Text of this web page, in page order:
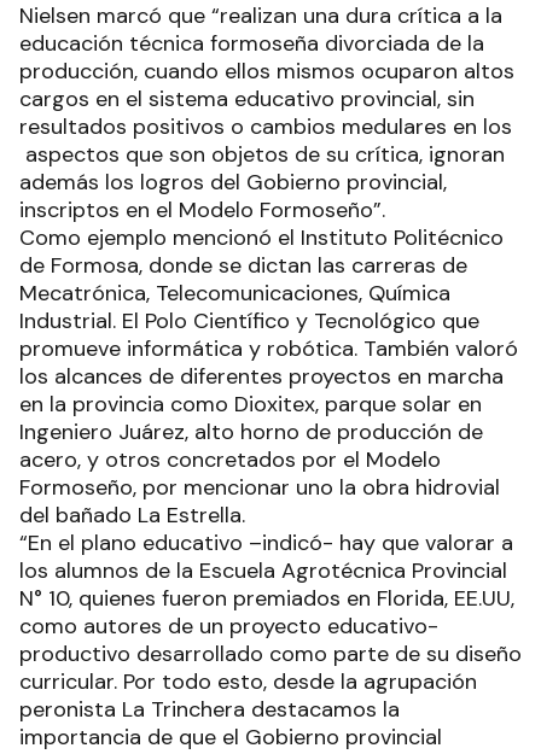
Nielsen marcó que “realizan una dura crítica a la
educación técnica formoseña divorciada de la
producción, cuando ellos mismos ocuparon altos
cargos en el sistema educativo provincial, sin
resultados positivos o cambios medulares en los
aspectos que son objetos de su crítica, ignoran
además los logros del Gobierno provincial,
inscriptos en el Modelo Formoseño”.
Como ejemplo mencionó el Instituto Politécnico
de Formosa, donde se dictan las carreras de
Mecatrónica, Telecomunicaciones, Química
Industrial. El Polo Científico y Tecnológico que
promueve informática y robótica. También valoró
los alcances de diferentes proyectos en marcha
en la provincia como Dioxitex, parque solar en
Ingeniero Juárez, alto horno de producción de
acero, y otros concretados por el Modelo
Formoseño, por mencionar uno la obra hidrovial
del bañado La Estrella.
“En el plano educativo –indicó- hay que valorar a
los alumnos de la Escuela Agrotécnica Provincial
N° 10, quienes fueron premiados en Florida, EE.UU,
como autores de un proyecto educativo-
productivo desarrollado como parte de su diseño
curricular. Por todo esto, desde la agrupación
peronista La Trinchera destacamos la
importancia de que el Gobierno provincial